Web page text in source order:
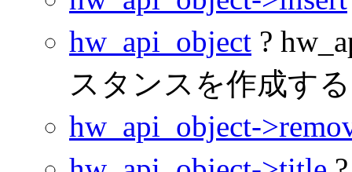
hw_api_object ?
スタンスを作成する
hw_api_object-